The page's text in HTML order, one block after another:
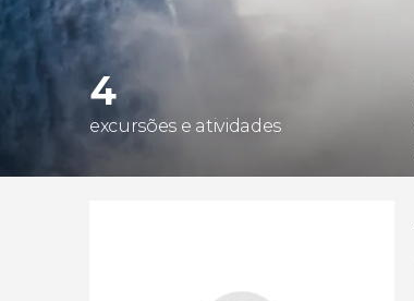
4
excursões e atividades